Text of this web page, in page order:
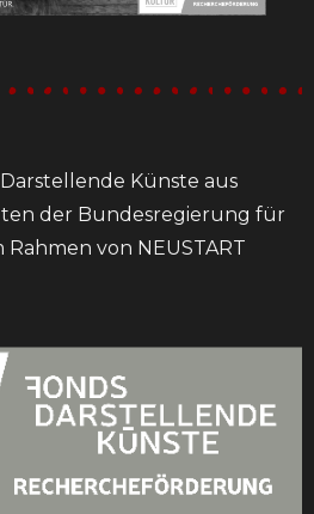
Künste aus
der Bundesregierung für
von NEUSTART